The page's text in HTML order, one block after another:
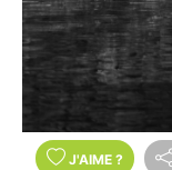
J'AIME ?